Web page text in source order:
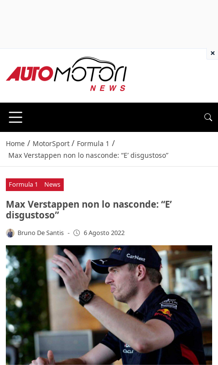
Home / MotorSport / Formula 1 /
Max Verstappen non lo nasconde: “E’ disgustoso”
Formula 1 News
Max Verstappen non lo nasconde: “E’
disgustoso”
Bruno De Santis - 6 Agosto 2022
×